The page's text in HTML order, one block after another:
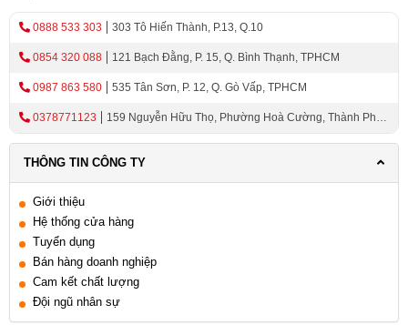
0888 533 303 303 Tô Hiến Thành, P.13, Q.10
0854 320 088 121 Bạch Đằng, P. 15, Q. Bình Thạnh, TPHCM
0987 863 580 535 Tân Sơn, P. 12, Q. Gò Vấp, TPHCM
0378771123
159 Nguyễn Hữu Thọ, Phường Hoà Cường, Thành Phố
THÔNG TIN CÔNG TY
Giới thiệu
Hệ thống cửa hàng
Tuyển dụng
Bán hàng doanh nghiệp
Cam kết chất lượng
Đội ngũ nhân sự